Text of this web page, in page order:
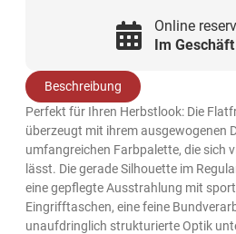
Online
Im
Beschreibung
Perfekt für Ihren Herbstlook: Die
überzeugt mit ihrem ausgewogenen
umfangreichen Farbpalette, die sich
lässt. Die gerade Silhouette im
eine gepflegte Ausstrahlung mit
Eingrifftaschen, eine feine
unaufdringlich strukturierte Optik